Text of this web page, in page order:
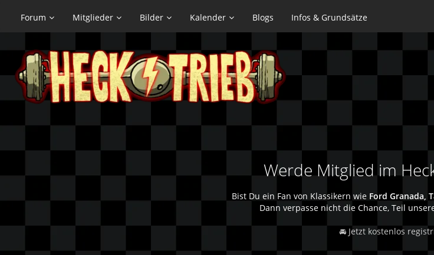
Forum Mitglieder Bilder Kalender Blogs Infos & Grundsätze
Werde Mitglied im
Bist Du ein Fan von Klassikern wie Ford Granada,
Dann verpasse nicht die Chance, Teil
🚘 Jetzt kostenlos